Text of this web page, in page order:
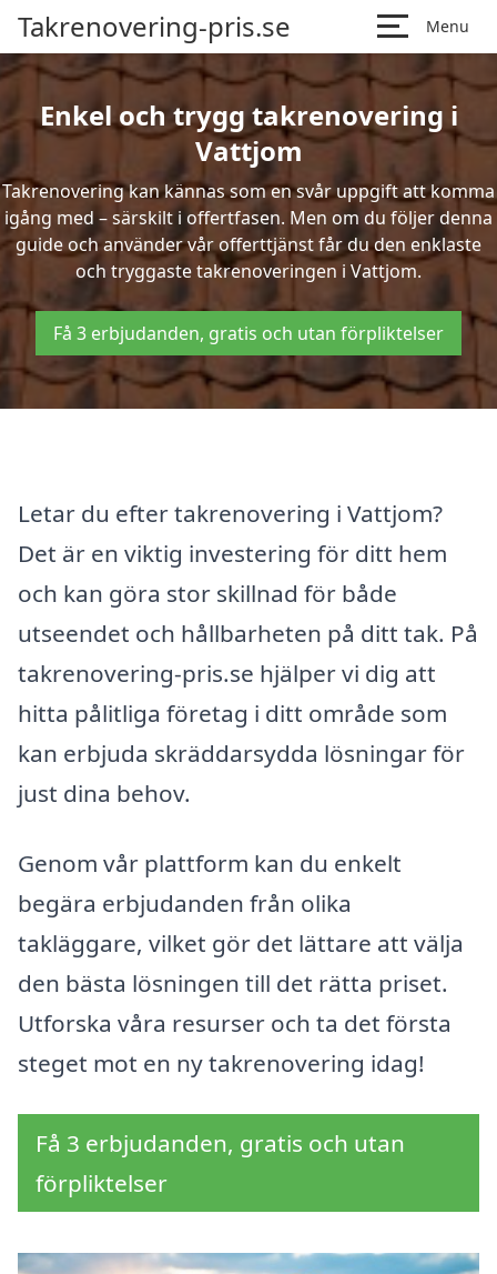
Takrenovering-pris.se Menu
Enkel och trygg takrenovering i
Vattjom
Takrenovering kan kännas som en svår uppgift att komma
igång med – särskilt i offertfasen. Men om du följer denna
guide och använder vår offerttjänst får du den enklaste
och tryggaste takrenoveringen i Vattjom.
Få 3 erbjudanden, gratis och utan förpliktelser
Letar du efter takrenovering i Vattjom?
Det är en viktig investering för ditt hem
och kan göra stor skillnad för både
utseendet och hållbarheten på ditt tak. På
takrenovering-pris.se hjälper vi dig att
hitta pålitliga företag i ditt område som
kan erbjuda skräddarsydda lösningar för
just dina behov.
Genom vår plattform kan du enkelt
begära erbjudanden från olika
takläggare, vilket gör det lättare att välja
den bästa lösningen till det rätta priset.
Utforska våra resurser och ta det första
steget mot en ny takrenovering idag!
Få 3 erbjudanden, gratis och utan
förpliktelser